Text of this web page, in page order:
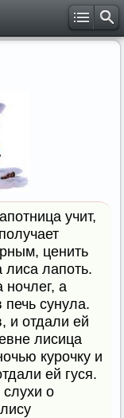
учит,
ценить
лапоть.
ночлег, а
печь сунула.
и отдали ей
лисица
курочку и
ей гуся.
о